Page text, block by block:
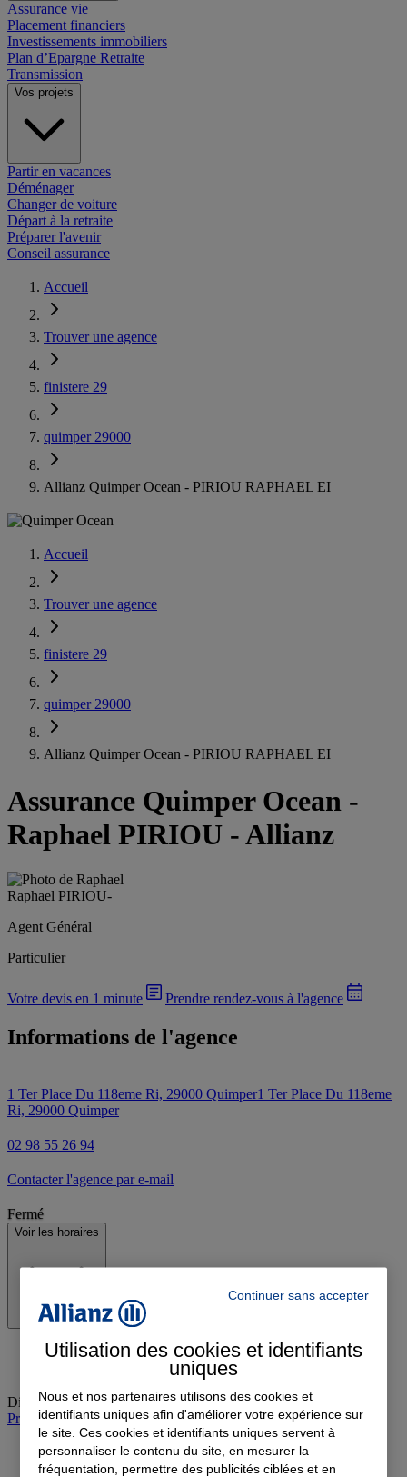
Assurance vie
Placement financiers
Investissements immobiliers
Plan d’Epargne Retraite
Transmission
Vos projets
Partir en vacances
Déménager
Changer de voiture
Départ à la retraite
Préparer l'avenir
Conseil assurance
Accueil
Trouver une agence
finistere 29
quimper 29000
Allianz Quimper Ocean - PIRIOU RAPHAEL EI
Accueil
Trouver une agence
finistere 29
quimper 29000
Allianz Quimper Ocean - PIRIOU RAPHAEL EI
Assurance Quimper Ocean -
Raphael PIRIOU - Allianz
Raphael PIRIOU-
Agent Général
Particulier
Votre devis en 1 minute Prendre rendez-vous à l'agence
Informations de l'agence
1 Ter Place Du 118eme Ri, 29000 Quimper1 Ter Place Du 118eme
Ri, 29000 Quimper
02 98 55 26 94
Contacter l'agence par e-mail
Fermé
Voir les horaires
Dimanche: Fermé
Prendre rendez-vous à l'agence
Continuer sans accepter
Utilisation des cookies et identifiants
uniques
Nous et nos partenaires utilisons des cookies et
identifiants uniques afin d'améliorer votre expérience sur
le site. Ces cookies et identifiants uniques servent à
personnaliser le contenu du site, en mesurer la
fréquentation, permettre des publicités ciblées et en